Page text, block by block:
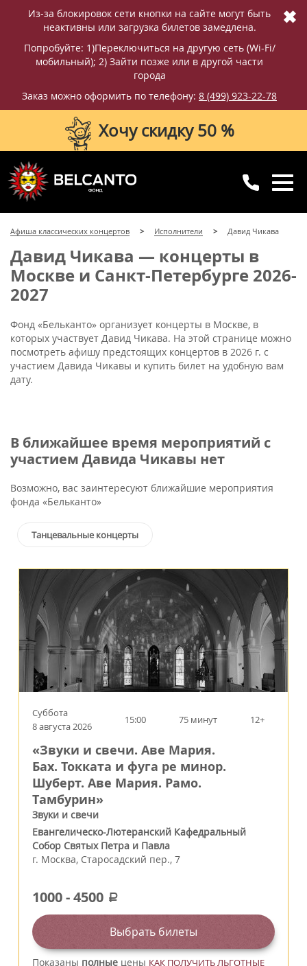
Из-за блокировок сети кнопки на сайте могут быть
неактивны или загрузка билетов замедлена.
Попробуйте: 1)Переключиться на другую сеть (Wi-Fi/
мобильный); 2) Зайти позже или в другой части
города
Заказ можно оформить по телефону: 8 (499) 923-22-78
✖
Хочу скидку 50 %
8 (499) 923-22-78
8 (800) 770-09-71
для регионов
Афиша классических концертов Исполнители Давид Чикава
Давид Чикава — концерты в
Москве и Санкт-Петербурге 2026-
2027
Фонд «Бельканто» организует концерты в Москве, в
которых участвует Давид Чикава. На этой странице можно
посмотреть афишу предстоящих концертов в 2026 г. с
участием Давида Чикавы и купить билет на удобную вам
дату.
В ближайшее время мероприятий с
участием Давида Чикавы нет
Возможно, вас заинтересуют ближайшие мероприятия
фонда «Бельканто»
Танцевальные концерты
Суббота
8 августа 2026
15:00 75 минут 12+
«Звуки и свечи. Аве Мария.
Бах. Токката и фуга ре минор.
Шуберт. Аве Мария. Рамо.
Тамбурин»
Звуки и свечи
Евангелическо-Лютеранский Кафедральный
Собор Святых Петра и Павла
г. Москва, Старосадский пер., 7
1000-4500 a
Выбрать билеты
Показаны полные цены КАК ПОЛУЧИТЬ ЛЬГОТНЫЕ